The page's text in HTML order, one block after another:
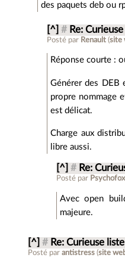
des paquets deb ou
[^] # Re:
Posté par Renault (site
Réponse courte :
Générer des DEB
propre nommage
est délicat.
Charge aux
libre aussi.
[^] # Re:
Posté par Psychofox
Avec open
majeure.
[^] # Re: Curieuse liste
Posté parantistress (site